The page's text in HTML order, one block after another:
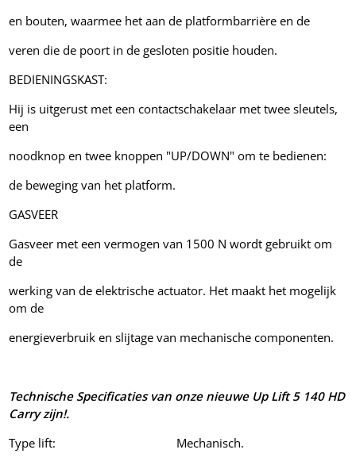
en bouten, waarmee het aan de platformbarrière en de
veren die de poort in de gesloten positie houden.
BEDIENINGSKAST:
Hij is uitgerust met een contactschakelaar met twee sleutels,
een
noodknop en twee knoppen "UP/DOWN" om te bedienen:
de beweging van het platform.
GASVEER
Gasveer met een vermogen van 1500 N wordt gebruikt om
de
werking van de elektrische actuator. Het maakt het mogelijk
om de
energieverbruik en slijtage van mechanische componenten.
Technische Specificaties van onze nieuwe Up Lift 5 140 HD
Carry zijn!.
Type lift: Mechanisch.